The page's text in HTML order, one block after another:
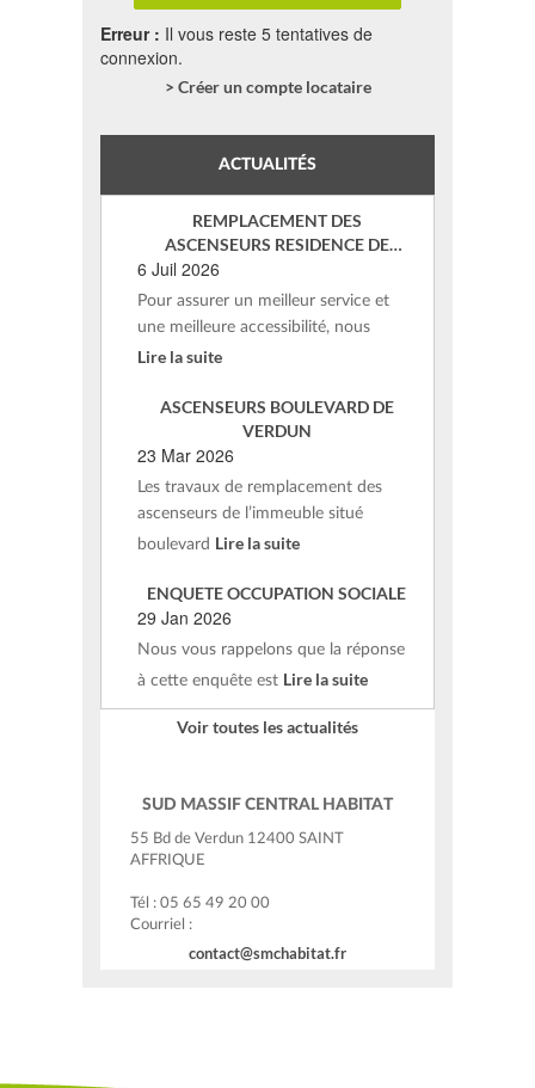
Erreur : Il vous reste 5 tentatives de
connexion.
> Créer un compte locataire
ACTUALITÉS
REMPLACEMENT DES
ASCENSEURS RESIDENCE DE
VERDUN – ST AFFRIQUE
6 Juil 2026
Pour assurer un meilleur service et
une meilleure accessibilité, nous
Lire la suite
ASCENSEURS BOULEVARD DE
VERDUN
23 Mar 2026
Les travaux de remplacement des
ascenseurs de l’immeuble situé
boulevard Lire la suite
ENQUETE OCCUPATION SOCIALE
29 Jan 2026
Nous vous rappelons que la réponse
à cette enquête est Lire la suite
Voir toutes les actualités
SUD MASSIF CENTRAL HABITAT
55 Bd de Verdun 12400 SAINT
AFFRIQUE
Tél : 05 65 49 20 00
Courriel :
contact@smchabitat.fr